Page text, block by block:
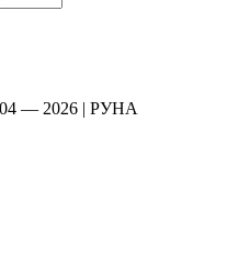
— 2026 | РУНА